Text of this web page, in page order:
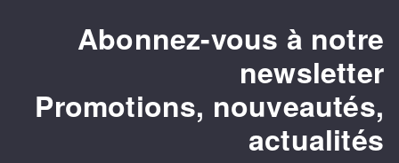
Abonnez-vous à notre
newsletter
Promotions, nouveautés,
actualités